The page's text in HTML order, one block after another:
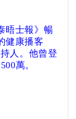
士報》暢
健康播客
人。他曾登
萬。